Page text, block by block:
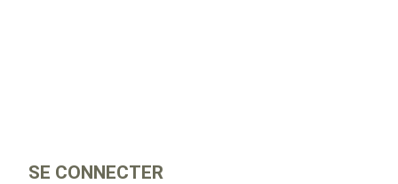
SE CONNECTER